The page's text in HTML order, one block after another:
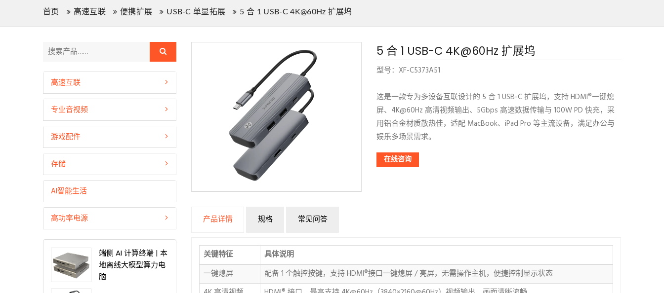
首页 高速互联 便携扩展 USB-C 单显拓展 5 合 1 USB-C 4K@60Hz 扩展坞
5 合 1 USB-C 4K@60Hz 扩展坞
型号：XF-C5373A51
这是一款专为多设备互联设计的 5 合 1 USB-C 扩展坞，支持 HDMI®一键熄
屏、4K@60Hz 高清视频输出、5Gbps 高速数据传输与 100W PD 快充，采
用铝合金材质散热佳，适配 MacBook、iPad Pro 等主流设备，满足办公与
娱乐多场景需求。
在线咨询
产品详情 规格 常见问答
关键特征
具体说明
一键熄屏
配备 1 个触控按键，支持 HDMI®接口一键熄屏 / 亮屏，无需操作主机，便捷控制显示状态
高速互联
专业音视频
游戏配件
存储
AI智能生活
高功率电源
端侧 AI 计算终端 | 本
地离线大模型算力电
脑